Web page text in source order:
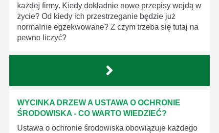
każdej firmy. Kiedy dokładnie nowe przepisy wejdą w
życie? Od kiedy ich przestrzeganie będzie już
normalnie egzekwowane? Z czym trzeba się tutaj na
pewno liczyć?
WYCINKA DRZEW A USTAWA O OCHRONIE
ŚRODOWISKA - CO WARTO WIEDZIEĆ?
Ustawa o ochronie środowiska obowiązuje każdego